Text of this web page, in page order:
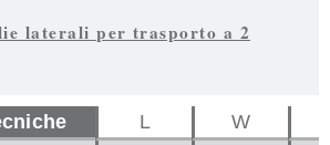
laterali per trasporto a 2
L W